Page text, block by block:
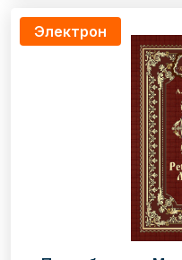
Электрон